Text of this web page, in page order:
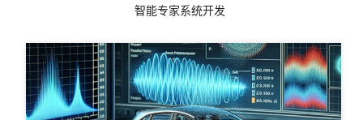
智能专家系统开发